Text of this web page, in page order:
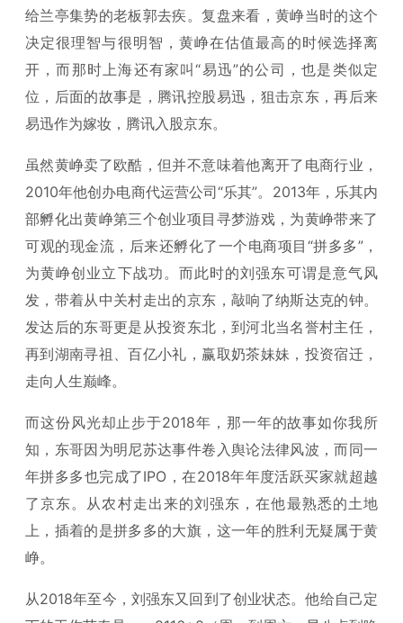
给兰亭集势的老板郭去疾。复盘来看，黄峥当时的这个
决定很理智与很明智，黄峥在估值最高的时候选择离
开，而那时上海还有家叫“易迅”的公司，也是类似定
位，后面的故事是，腾讯控股易迅，狙击京东，再后来
易迅作为嫁妆，腾讯入股京东。
虽然黄峥卖了欧酷，但并不意味着他离开了电商行业，
2010年他创办电商代运营公司“乐其”。2013年，乐其内
部孵化出黄峥第三个创业项目寻梦游戏，为黄峥带来了
可观的现金流，后来还孵化了一个电商项目“拼多多”，
为黄峥创业立下战功。而此时的刘强东可谓是意气风
发，带着从中关村走出的京东，敲响了纳斯达克的钟。
发达后的东哥更是从投资东北，到河北当名誉村主任，
再到湖南寻祖、百亿小礼，赢取奶茶妹妹，投资宿迁，
走向人生巅峰。
而这份风光却止步于2018年，那一年的故事如你我所
知，东哥因为明尼苏达事件卷入舆论法律风波，而同一
年拼多多也完成了IPO，在2018年年度活跃买家就超越
了京东。从农村走出来的刘强东，在他最熟悉的土地
上，插着的是拼多多的大旗，这一年的胜利无疑属于黄
峥。
从2018年至今，刘强东又回到了创业状态。他给自己定